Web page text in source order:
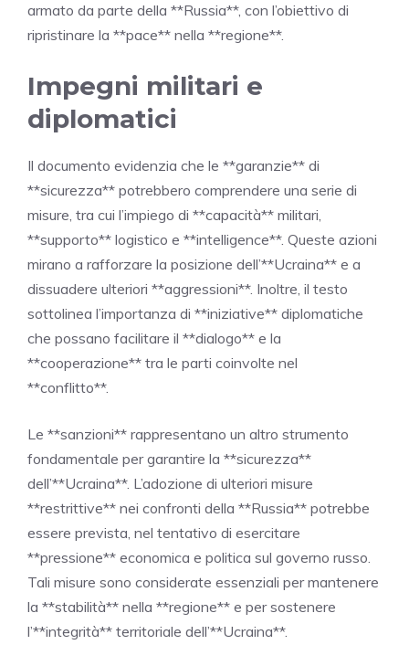
armato da parte della **Russia**, con l’obiettivo di
ripristinare la **pace** nella **regione**.
Impegni militari e
diplomatici
Il documento evidenzia che le **garanzie** di
**sicurezza** potrebbero comprendere una serie di
misure, tra cui l’impiego di **capacità** militari,
**supporto** logistico e **intelligence**. Queste azioni
mirano a rafforzare la posizione dell’**Ucraina** e a
dissuadere ulteriori **aggressioni**. Inoltre, il testo
sottolinea l’importanza di **iniziative** diplomatiche
che possano facilitare il **dialogo** e la
**cooperazione** tra le parti coinvolte nel
**conflitto**.
Le **sanzioni** rappresentano un altro strumento
fondamentale per garantire la **sicurezza**
dell’**Ucraina**. L’adozione di ulteriori misure
**restrittive** nei confronti della **Russia** potrebbe
essere prevista, nel tentativo di esercitare
**pressione** economica e politica sul governo russo.
Tali misure sono considerate essenziali per mantenere
la **stabilità** nella **regione** e per sostenere
l’**integrità** territoriale dell’**Ucraina**.